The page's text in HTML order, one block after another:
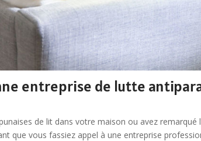
entreprise de lutte
de lit dans votre maison ou avez
que vous fassiez appel à une entreprise